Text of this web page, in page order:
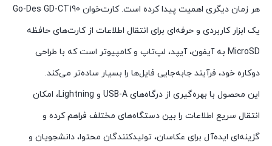
هر زمان دیگری اهمیت پیدا کرده است. کارت‌خوان Go-Des GD-CT190
یک ابزار کاربردی و حرفه‌ای برای انتقال اطلاعات از کارت‌های حافظه
MicroSD به آیفون، آیپد، لپ‌تاپ و کامپیوتر است که با طراحی
دوکاره خود، فرآیند جابه‌جایی فایل‌ها را بسیار ساده‌تر می‌کند.
این محصول با بهره‌گیری از درگاه‌های USB-A و Lightning، امکان
انتقال سریع اطلاعات را بین دستگاه‌های مختلف فراهم کرده و
گزینه‌ای ایده‌آل برای عکاسان، تولیدکنندگان محتوا، دانشجویان و